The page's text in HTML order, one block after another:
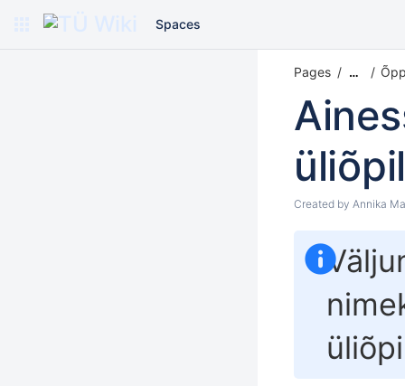
Spaces
Pages …
Created by Annika